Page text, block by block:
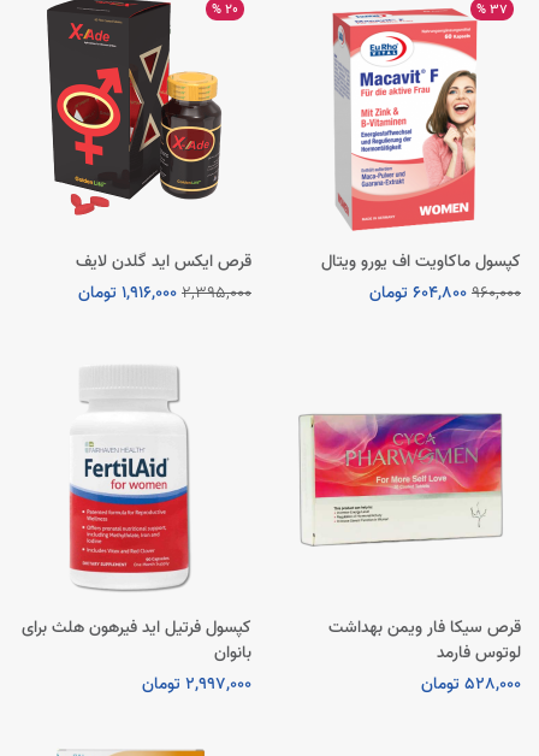
37 %
کپسول ماکاویت اف یورو ویتال
960,000 604,800 تومان
20 %
قرص ایکس اید گلدن لایف
2,395,000 1,916,000 تومان
قرص سیکا فار ویمن بهداشت
لوتوس فارمد
528,000 تومان
کپسول فرتیل اید فیرهون هلث برای
بانوان
2,997,000 تومان